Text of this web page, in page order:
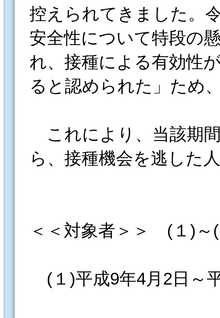
控えられてきました。
安全性について特段の
れ、接種による有効性
ると認められた」ため
これにより、当該期
ら、接種機会を逃した
＜＜対象者＞＞ (１)～
(１)平成9年4月2日～